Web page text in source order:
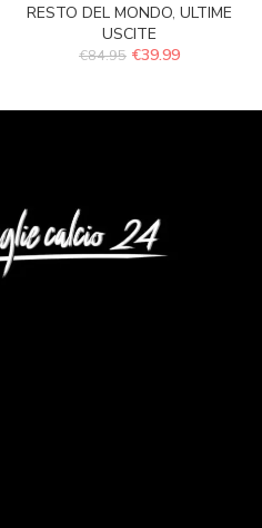
RESTO DEL MONDO, ULTIME
USCITE
€84.95 €39.99